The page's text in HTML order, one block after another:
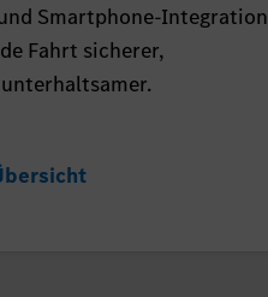
Smartphone-Integration
Fahrt sicherer,